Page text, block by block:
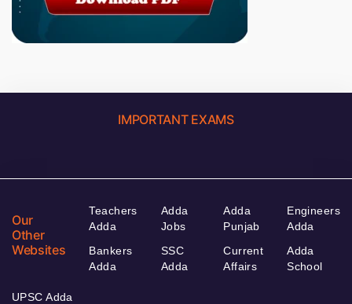
IMPORTANT EXAMS
Our
Other
Websites
Teachers
Adda
Bankers
Adda
Adda
Jobs
SSC
Adda
Adda
Punjab
Current
Affairs
Engineers
Adda
Adda
School
UPSC Adda